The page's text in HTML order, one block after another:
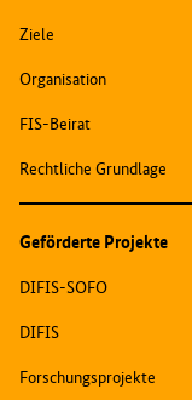
Ziele
Organisation
FIS-Beirat
Rechtliche Grundlage
Geförderte Projekte
DIFIS-SOFO
DIFIS
Forschungsprojekte